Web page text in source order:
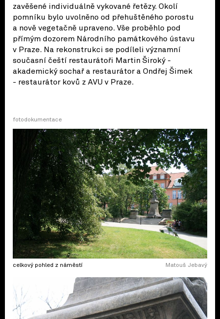
zavěšené individuálně vykované řetězy. Okolí
pomníku bylo uvolněno od přehuštěného porostu
a nově vegetačně upraveno. Vše proběhlo pod
přímým dozorem Národního památkového ústavu
v Praze. Na rekonstrukci se podíleli významní
současní čeští restaurátoři Martin Široký -
akademický sochař a restaurátor a Ondřej Šimek
- restaurátor kovů z AVU v Praze.
fotodokumentace
celkový pohled z náměstí Matouš Jebavý